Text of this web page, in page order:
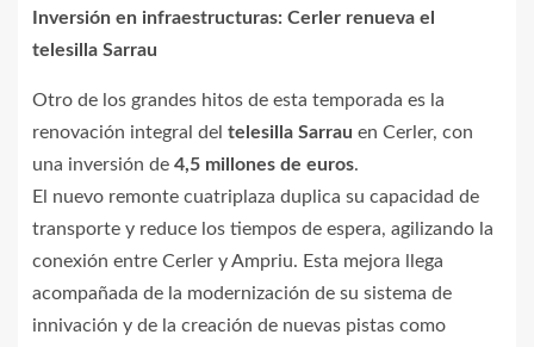
Inversión en infraestructuras: Cerler renueva el
telesilla Sarrau
Otro de los grandes hitos de esta temporada es la
renovación integral del telesilla Sarrau en Cerler, con
una inversión de 4,5 millones de euros.
El nuevo remonte cuatriplaza duplica su capacidad de
transporte y reduce los tiempos de espera, agilizando la
conexión entre Cerler y Ampriu. Esta mejora llega
acompañada de la modernización de su sistema de
innivación y de la creación de nuevas pistas como